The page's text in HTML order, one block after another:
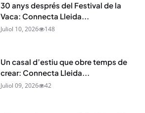
30 anys després del Festival de la
Vaca: Connecta Lleida...
Juliol 10, 2026 148
Un casal d’estiu que obre temps de
crear: Connecta Lleida...
Juliol 09, 2026 42